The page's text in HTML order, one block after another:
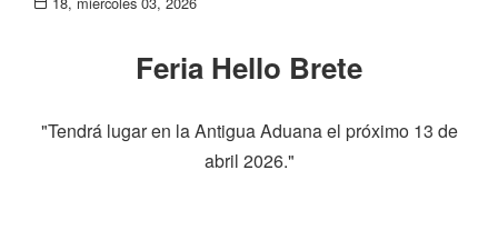
Feria Hello Brete
"Tendrá lugar en la Antigua Aduana el próximo 13 de
abril 2026."